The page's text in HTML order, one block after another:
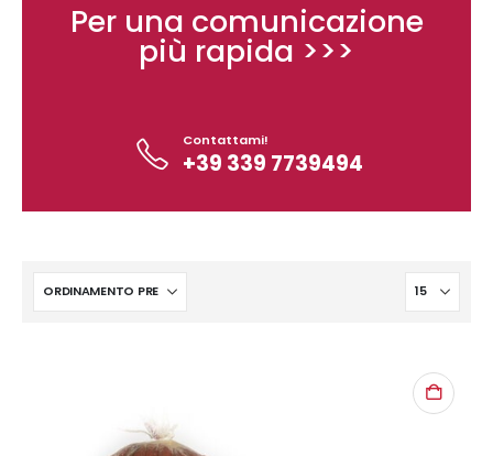
Per una comunicazione
più rapida >>>
Contattami!
+39 339 7739494